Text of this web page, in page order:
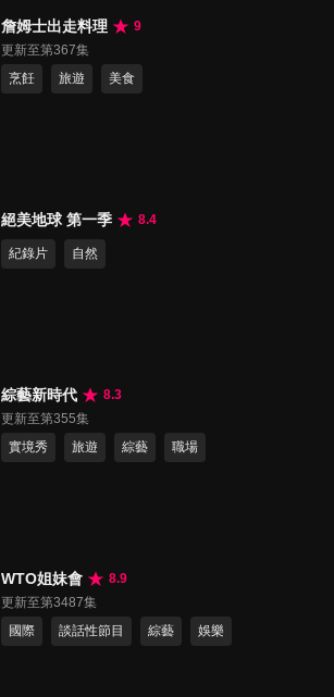
詹姆士出走料理
9
更新至第367集
烹飪
旅遊 美食
絕美地球 第一季 8.4
紀錄片 自然
綜藝新時代
8.3
更新至第355集
實境秀
旅遊 綜藝 職場
WTO姐妹會
8.9
更新至第3487集
國際
談話性節目 綜藝 娛樂